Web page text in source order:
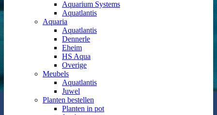
Aquarium Systems
Aquatlantis
Aquaria
Aquatlantis
Dennerle
Eheim
HS Aqua
Overige
Meubels
Aquatlantis
Juwel
Planten bestellen
Planten in pot